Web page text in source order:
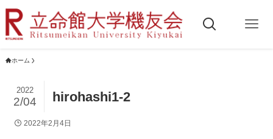
ホーム
hirohashi1-2
2022
2/04
2022年2月4日